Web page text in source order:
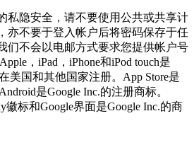
私隐安全，请不要使用公共或共享计
亦不要于登入帐户后将密码保存于任
们不会以电邮方式要求您提供帐户号
，iPad，iPhone和iPod touch是
美国和其他国家注册。App Store是
是Google Inc.的注册商标。
徽标和Google界面是Google Inc.的商